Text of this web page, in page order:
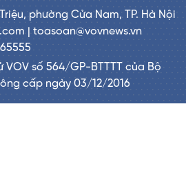
phường Cửa Nam, TP. Hà Nội
| toasoan@vovnews.vn
số 564/GP-BTTTT của Bộ
cấp ngày 03/12/2016